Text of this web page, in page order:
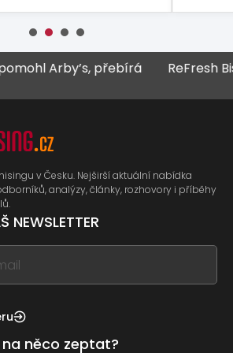
Arby’s, přebírá
ReFresh
v Česku. Nejširší aktuální nabídka
analýzy, články, rozhovory i příběhy
NEWSLETTER
něco zeptat?